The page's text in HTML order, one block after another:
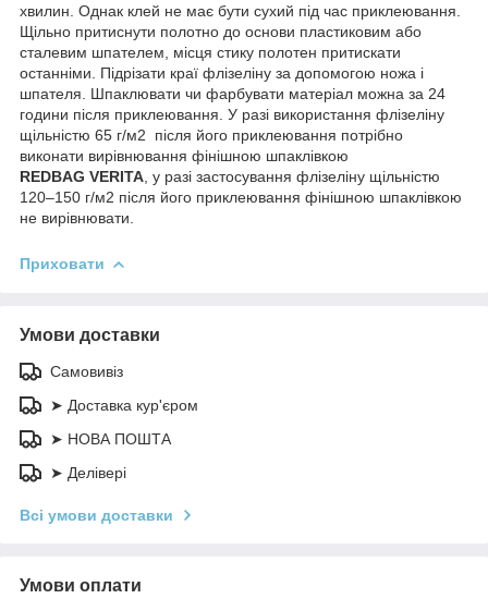
хвилин. Однак клей не має бути сухий під час приклеювання.
Щільно притиснути полотно до основи пластиковим або
сталевим шпателем, місця стику полотен притискати
останніми. Підрізати краї флізеліну за допомогою ножа і
шпателя. Шпаклювати чи фарбувати матеріал можна за 24
години після приклеювання. У разі використання флізеліну
щільністю 65 г/м2
після його приклеювання потрібно
виконати вирівнювання фінішною шпаклівкою
REDBAG VERITA , у разі застосування флізеліну щільністю
120–150 г/м2 після його приклеювання фінішною шпаклівкою
не вирівнювати.
Приховати
Умови доставки
Самовивіз
➤ Доставка кур'єром
➤ НОВА ПОШТА
➤ Делівері
Всі умови доставки
Умови оплати